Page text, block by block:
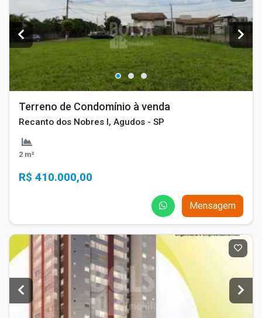
Terreno de Condomínio à venda
Recanto dos Nobres I, Agudos - SP
2 m²
R$ 410.000,00
Mensagem